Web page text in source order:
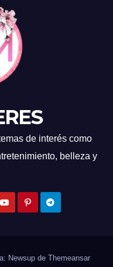
de interés como
belleza y
Newsup de Themeansar